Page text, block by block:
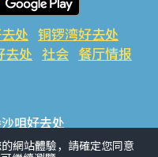
处 铜锣湾好去处
去处 社会 餐厅情报
咀好去处
处 旺角好去处 社会
網站體驗，請確定您同意